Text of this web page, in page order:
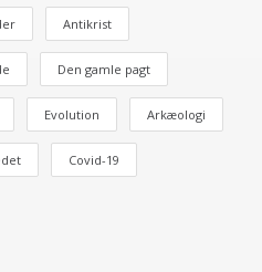
Antikrist
Den gamle pagt
Evolution Arkæologi
Covid-19